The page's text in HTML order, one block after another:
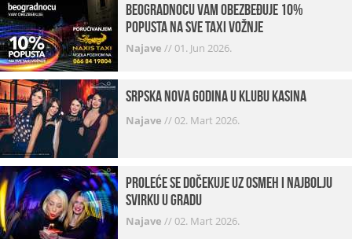
beogradnocu vam obezbeđuje 10%
popusta na sve taxi vožnje
Najave //01. Jun 2026.
Srpska Nova godina u klubu Kasina
Najave //02. Mart 2026.
Proleće se dočekuje uz osmeh i najbolju
svirku u gradu
Najave //02. Mart 2026.